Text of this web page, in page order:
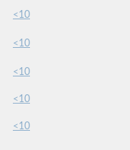
<10
<10
<10
<10
<10